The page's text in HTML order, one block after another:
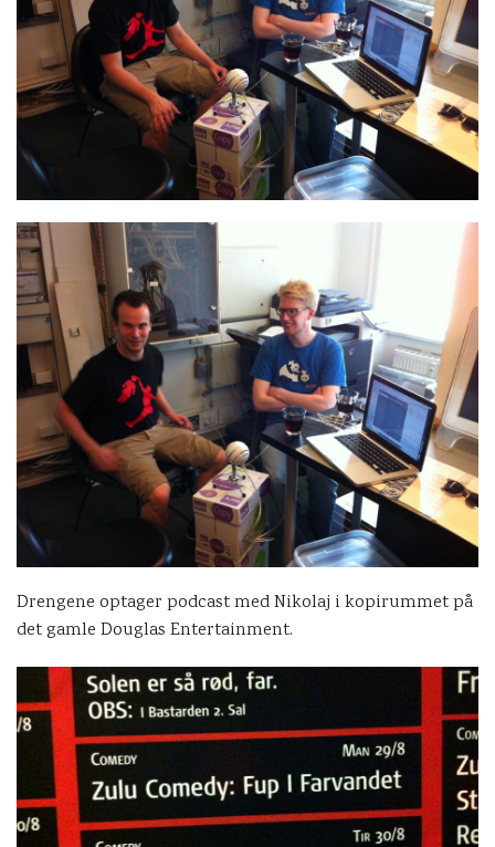
Drengene optager podcast med Nikolaj i kopirummet på
det gamle Douglas Entertainment.